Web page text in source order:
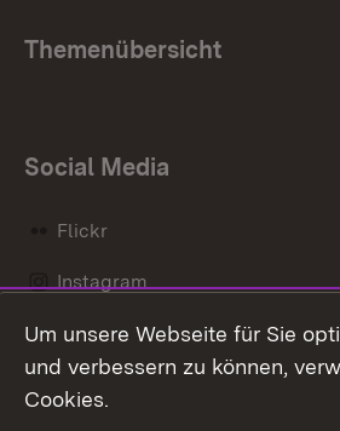
Themenübersicht
Social Media
Flickr
Instagram
Social Wall
Um unsere Webseite für Sie
und verbessern zu können,
Cookies.